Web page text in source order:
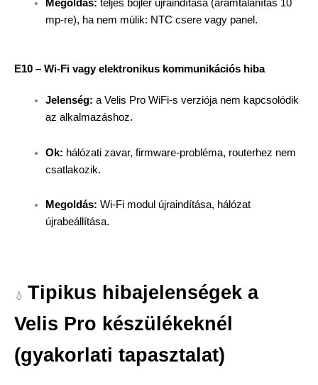
Megoldás: teljes bojler újraindítása (áramtalanítás 10
mp-re), ha nem múlik: NTC csere vagy panel.
E10 – Wi-Fi vagy elektronikus kommunikációs hiba
Jelenség: a Velis Pro WiFi-s verziója nem kapcsolódik
az alkalmazáshoz.
Ok: hálózati zavar, firmware-probléma, routerhez nem
csatlakozik.
Megoldás: Wi-Fi modul újraindítása, hálózat
újrabeállítása.
💧 Tipikus hibajelenségek a
Velis Pro készülékeknél
(gyakorlati tapasztalat)